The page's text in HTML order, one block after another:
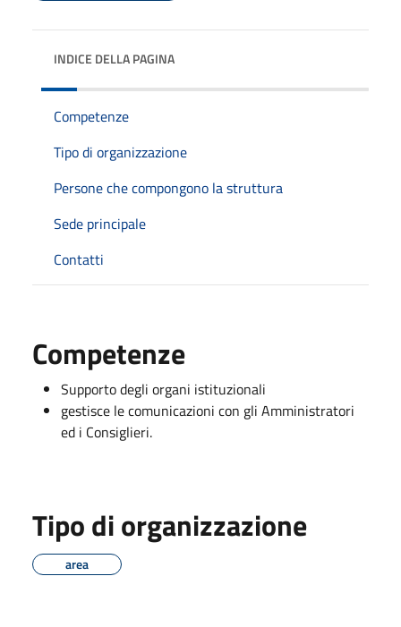
INDICE DELLA PAGINA
Competenze
Tipo di organizzazione
Persone che compongono la struttura
Sede principale
Contatti
Competenze
Supporto degli organi istituzionali
gestisce le comunicazioni con gli Amministratori
ed i Consiglieri.
Tipo di organizzazione
area